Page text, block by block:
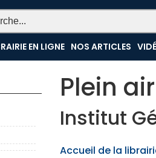
EN LIGNE NOS ARTICLES
Plein
Institut
Accueil de la